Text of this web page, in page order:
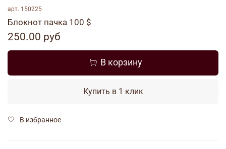
арт. 150225
Блокнот пачка 100 $
250.00 руб
В корзину
Купить в 1 клик
В избранное